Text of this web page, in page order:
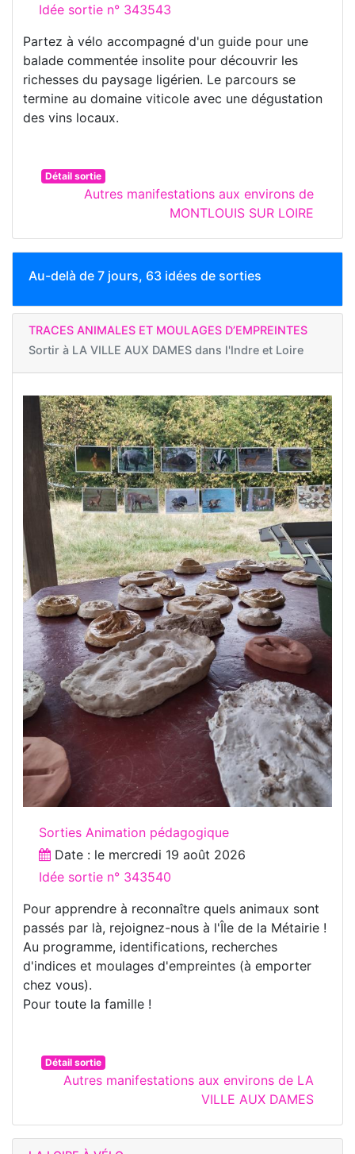
Idée sortie n° 343543
Partez à vélo accompagné d'un guide pour une
balade commentée insolite pour découvrir les
richesses du paysage ligérien. Le parcours se
termine au domaine viticole avec une dégustation
des vins locaux.
Détail sortie
Autres manifestations aux environs de
MONTLOUIS SUR LOIRE
Au-delà de 7 jours, 63 idées de sorties
TRACES ANIMALES ET MOULAGES D’EMPREINTES
Sortir à LA VILLE AUX DAMES dans l'Indre et Loire
Sorties Animation pédagogique
Date : le mercredi 19 août 2026
Idée sortie n° 343540
Pour apprendre à reconnaître quels animaux sont
passés par là, rejoignez-nous à l'Île de la Métairie !
Au programme, identifications, recherches
d'indices et moulages d'empreintes (à emporter
chez vous).
Pour toute la famille !
Détail sortie
Autres manifestations aux environs de LA
VILLE AUX DAMES